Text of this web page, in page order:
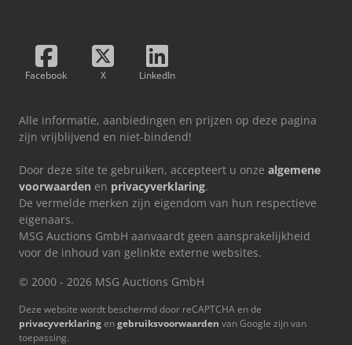
Facebook X LinkedIn
Alle informatie, aanbiedingen en prijzen op deze pagina
zijn vrijblijvend en niet-bindend!
Door deze site te gebruiken, accepteert u onze algemene
voorwaarden en privacyverklaring.
De vermelde merken zijn eigendom van hun respectieve
eigenaars.
MSG Auctions GmbH aanvaardt geen aansprakelijkheid
voor de inhoud van gelinkte externe websites.
© 2000 - 2026 MSG Auctions GmbH
Deze website wordt beschermd door reCAPTCHA en de
privacyverklaringengebruiksvoorwaarden van Google zijn van
toepassing.